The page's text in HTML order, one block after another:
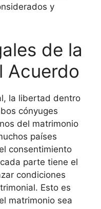
y
de la
Acuerdo
la libertad dentro
cónyuges
del matrimonio
países
consentimiento
parte tiene el
condiciones
Esto es
matrimonio sea